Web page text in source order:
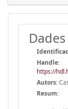
Handle:
https://
Autors:
Resum: